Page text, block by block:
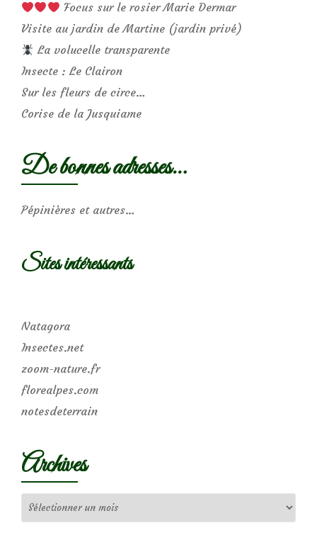
Focus sur le rosier Marie Dermar
Visite au jardin de Martine (jardin privé)
La volucelle transparente
Insecte : Le Clairon
Sur les fleurs de circe…
Corise de la Jusquiame
De bonnes adresses…
Pépinières et autres…
Sites intéressants
Natagora
Insectes.net
zoom-nature.fr
florealpes.com
notesdeterrain
Archives